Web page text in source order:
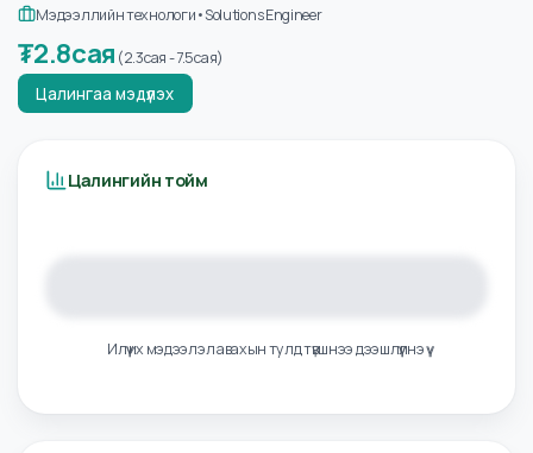
Шийдлийн инженер
Мэдээллийн технологи•Solutions Engineer
₮ 2.8сая(2.3сая 7.5сая
Илүү их мэдээлэл авахын тулд түвшнээ дээшлүүлнэ үү